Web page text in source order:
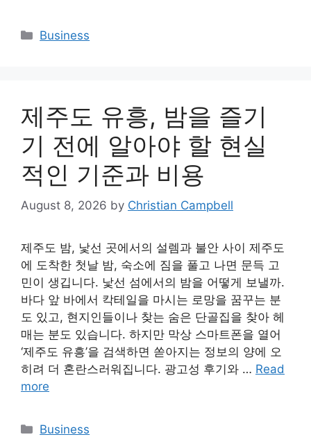
Categories
Business
제주도 유흥, 밤을 즐기
기 전에 알아야 할 현실
적인 기준과 비용
August 8, 2026 by Christian Campbell
제주도 밤, 낯선 곳에서의 설렘과 불안 사이 제주도
에 도착한 첫날 밤, 숙소에 짐을 풀고 나면 문득 고
민이 생깁니다. 낯선 섬에서의 밤을 어떻게 보낼까.
바다 앞 바에서 칵테일을 마시는 로망을 꿈꾸는 분
도 있고, 현지인들이나 찾는 숨은 단골집을 찾아 헤
매는 분도 있습니다. 하지만 막상 스마트폰을 열어
‘제주도 유흥’을 검색하면 쏟아지는 정보의 양에 오
히려 더 혼란스러워집니다. 광고성 후기와 … Read
more
Categories
Business